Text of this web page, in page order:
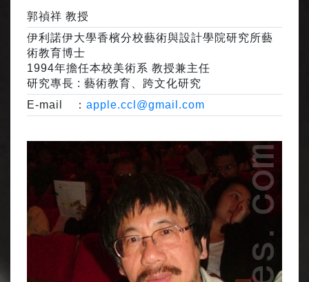
郭禎祥 教授
伊利諾伊大學香檳分校藝術與設計學院研究所藝
術教育博士
1994年擔任本校美術系 教授兼主任
研究專長 : 藝術教育、跨文化研究
E-mail ： apple.ccl@gmail.com